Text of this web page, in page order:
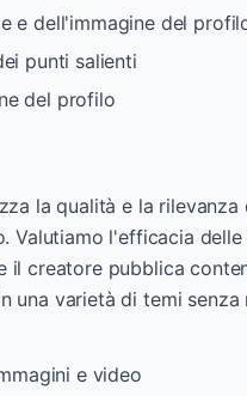
e dell'immagine del
punti salienti
del profilo
la qualità e la
Valutiamo l'efficacia
il creatore pubblica
una varietà di temi
e video